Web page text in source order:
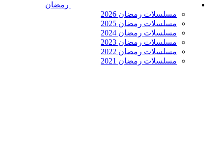
رمضان
مسلسلات رمضان 2026
مسلسلات رمضان 2025
مسلسلات رمضان 2024
مسلسلات رمضان 2023
مسلسلات رمضان 2022
مسلسلات رمضان 2021